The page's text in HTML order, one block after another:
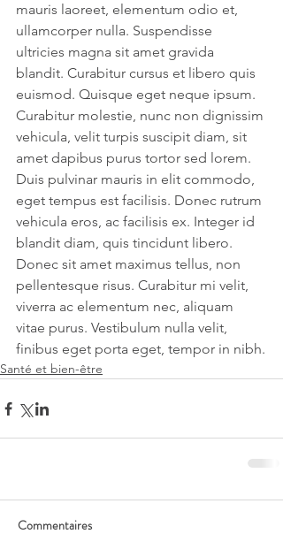
mauris laoreet, elementum odio et,
ullamcorper nulla. Suspendisse
ultricies magna sit amet gravida
blandit. Curabitur cursus et libero quis
euismod. Quisque eget neque ipsum.
Curabitur molestie, nunc non dignissim
vehicula, velit turpis suscipit diam, sit
amet dapibus purus tortor sed lorem.
Duis pulvinar mauris in elit commodo,
eget tempus est facilisis. Donec rutrum
vehicula eros, ac facilisis ex. Integer id
blandit diam, quis tincidunt libero.
Donec sit amet maximus tellus, non
pellentesque risus. Curabitur mi velit,
viverra ac elementum nec, aliquam
vitae purus. Vestibulum nulla velit,
finibus eget porta eget, tempor in nibh.
Santé et bien-être
Commentaires